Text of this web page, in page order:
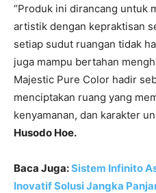
“Produk ini dirancang untuk
artistik dengan kepraktisan
setiap sudut ruangan tidak
juga mampu bertahan
Majestic Pure Color hadir
menciptakan ruang yang
kenyamanan, dan karakter
Husodo Hoe.
Baca Juga:Sistem Infinito
Inovatif Solusi Jangka